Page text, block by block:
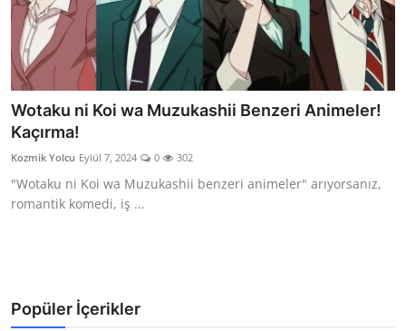
Anime Karakterleri
Anime
Dizi & Film
Testler
Wotaku ni Koi wa Muzukashii Benzeri Animeler!
Kaçırma!
Kozmik Yolcu Eylül 7, 2024 0 302
"Wotaku ni Koi wa Muzukashii benzeri animeler" arıyorsanız,
romantik komedi, iş ...
Popüler İçerikler